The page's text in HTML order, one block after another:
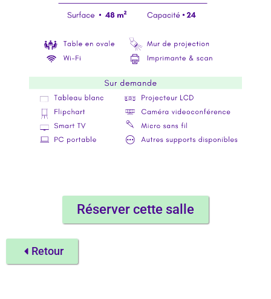
Réserver cette salle
Retour